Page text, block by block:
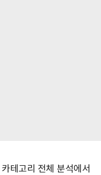
테고리 전체 분석에서